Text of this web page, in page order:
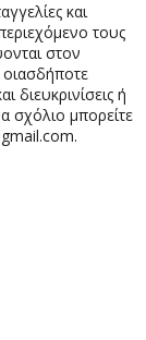
και
τους
στον
ή
σχόλιο μπορείτε